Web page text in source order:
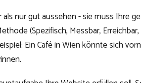
nur gut aussehen - sie muss Ihre
(Spezifisch, Messbar,
Ein Café in Wien könnte sich